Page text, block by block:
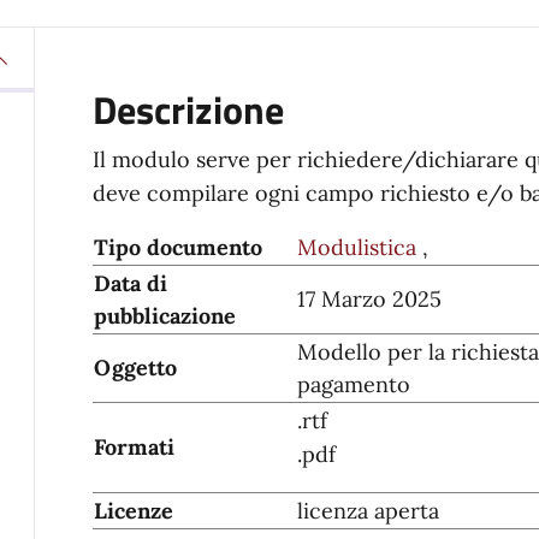
Descrizione
Il modulo serve per richiedere/dichiarare
deve compilare ogni campo richiesto e/o
Tipo documento
Modulistica ,
Data di
pubblicazione
17 Marzo 2025
Oggetto
Modello per la
pagamento
Formati
.rtf
.pdf
Licenze licenza aperta